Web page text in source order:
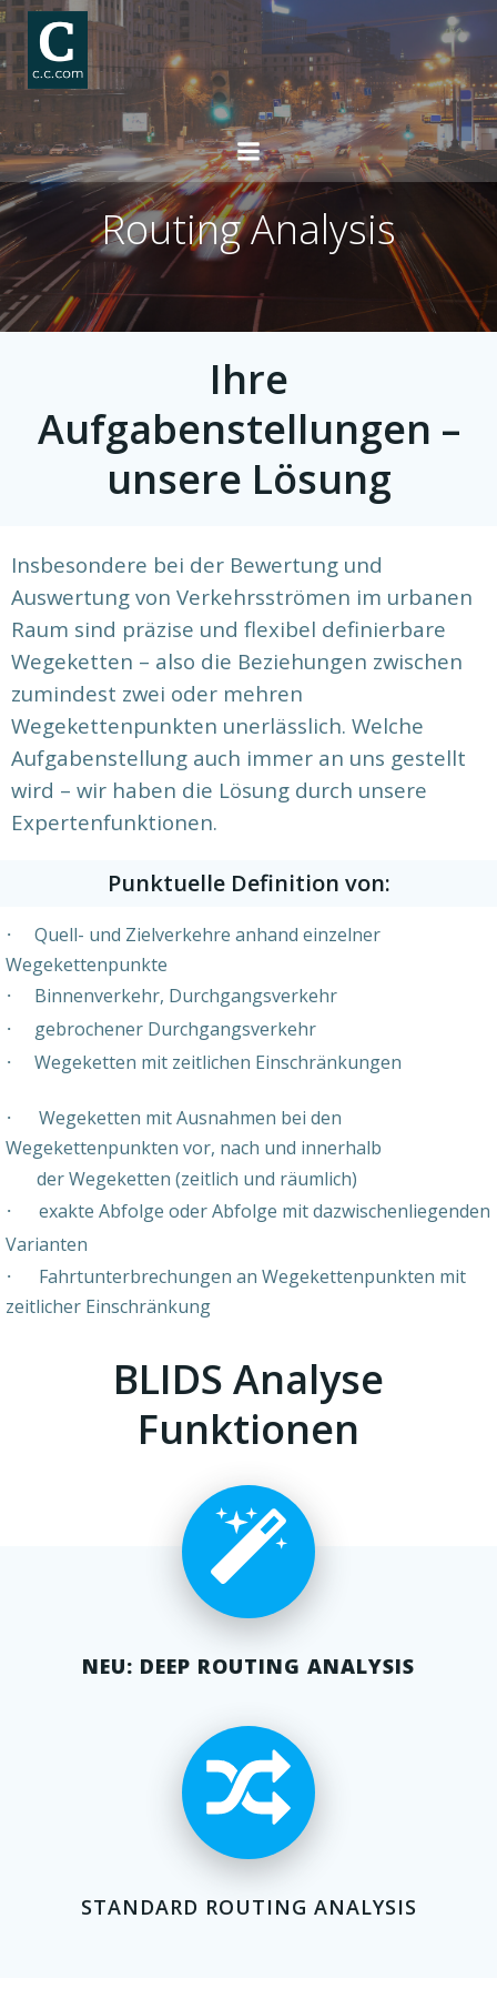
Skip
content
Routing Analysis
Ihre
Aufgabenstellungen –
unsere Lösung
Insbesondere bei der Bewertung und
Auswertung von Verkehrsströmen im urbanen
Raum sind präzise und flexibel definierbare
Wegeketten – also die Beziehungen zwischen
zumindest zwei oder mehren
Wegekettenpunkten unerlässlich. Welche
Aufgabenstellung auch immer an uns gestellt
wird – wir haben die Lösung durch unsere
Expertenfunktionen.
Punktuelle Definition von:
·
Quell- und Zielverkehre anhand einzelner
Wegekettenpunkte
· Binnenverkehr, Durchgangsverkehr
· gebrochener Durchgangsverkehr
· Wegeketten mit zeitlichen Einschränkungen
·
Wegeketten mit Ausnahmen bei den
Wegekettenpunkten vor, nach und innerhalb
der Wegeketten (zeitlich und räumlich)
·
exakte Abfolge oder Abfolge mit dazwischenliegenden
Varianten
·
Fahrtunterbrechungen an Wegekettenpunkten mit
zeitlicher Einschränkung
BLIDS Analyse
Funktionen
NEU: DEEP ROUTING ANALYSIS
STANDARD ROUTING ANALYSIS